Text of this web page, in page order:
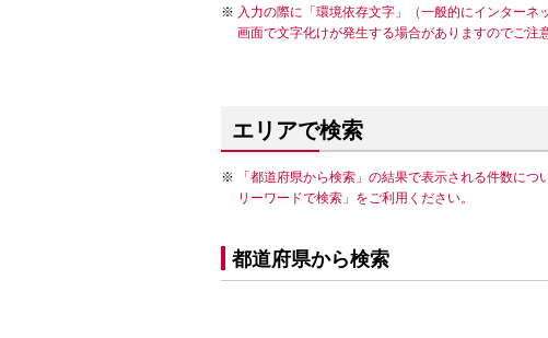
入力の際に「環境依存文字」（一般的にインター
画面で文字化けが発生する場合がありますのでご注
エリアで検索
「都道府県から検索」の結果で表示される件数に
リーワードで検索」をご利用ください。
都道府県から検索